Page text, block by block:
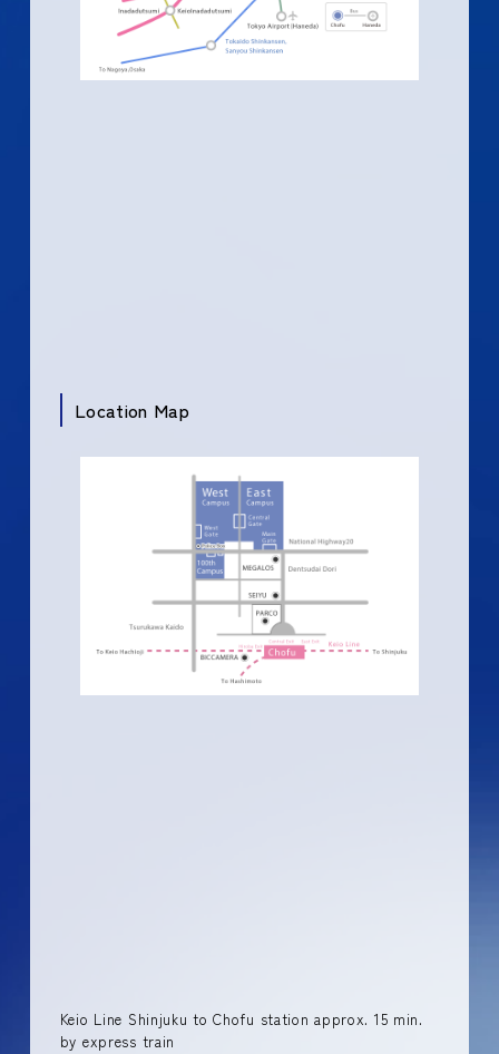
Location Map
Keio Line Shinjuku to Chofu station approx. 15 min.
by express train